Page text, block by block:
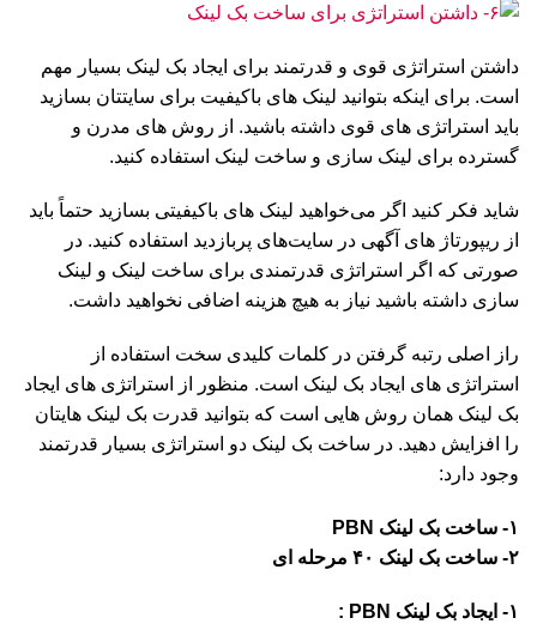
داشتن استراتژی قوی و قدرتمند برای ایجاد بک لینک بسیار مهم
است. برای اینکه بتوانید لینک های باکیفیت برای سایتتان بسازید
باید استراتژی های قوی داشته باشید. از روش های مدرن و
گسترده برای لینک سازی و ساخت لینک استفاده کنید.
شاید فکر کنید اگر می‌خواهید لینک های باکیفیتی بسازید حتماً باید
از ریپورتاژ های آگهی در سایت‌های پربازدید استفاده کنید. در
صورتی که اگر استراتژی قدرتمندی برای ساخت لینک و لینک
سازی داشته باشید نیاز به هیچ هزینه اضافی نخواهید داشت.
راز اصلی رتبه گرفتن در کلمات کلیدی سخت استفاده از
استراتژی های ایجاد بک لینک است. منظور از استراتژی های ایجاد
بک لینک همان روش هایی است که بتوانید قدرت بک لینک هایتان
را افزایش دهید. در ساخت بک لینک دو استراتژی بسیار قدرتمند
وجود دارد:
۱- ساخت بک لینک PBN
۲- ساخت بک لینک ۴۰ مرحله ای
۱- ایجاد بک لینک PBN :